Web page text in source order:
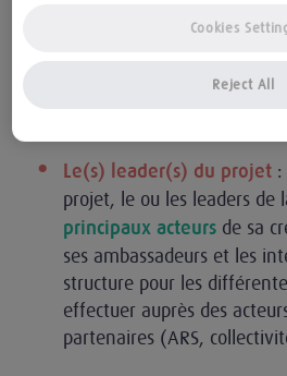
Pour s’assurer d’un
partie d’un projet professionnel
Le(s) leader(s) du projet :
projet, le ou les leaders de
principaux acteurs de sa
ses ambassadeurs et les
structure pour les
effectuer auprès des
partenaires (ARS,
Reject All
Cookies